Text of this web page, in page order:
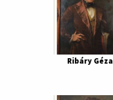
Ribáry Géza